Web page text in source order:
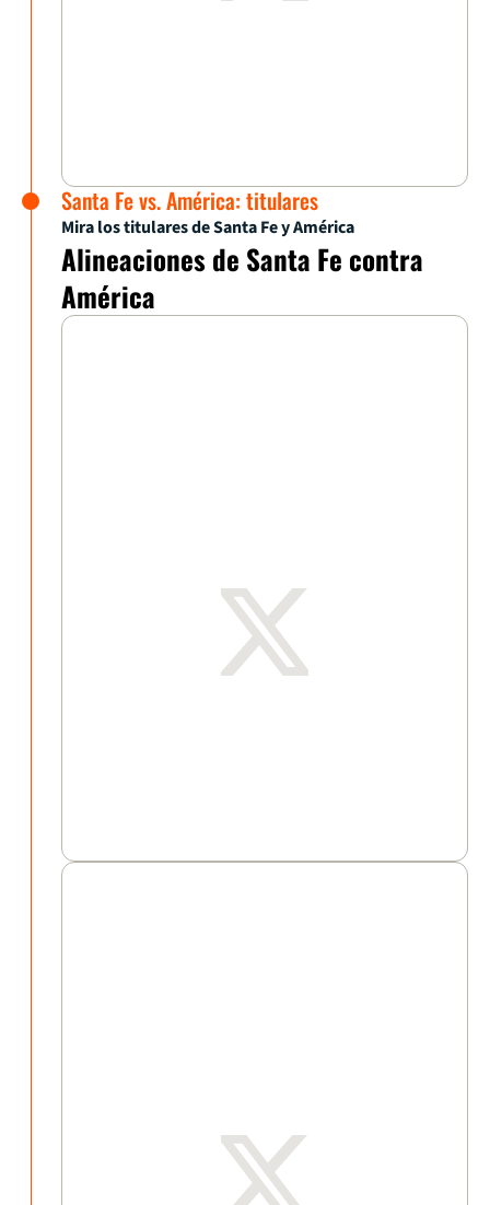
Santa Fe vs. América: titulares
Mira los titulares de Santa Fe y América
Alineaciones de Santa Fe contra
América